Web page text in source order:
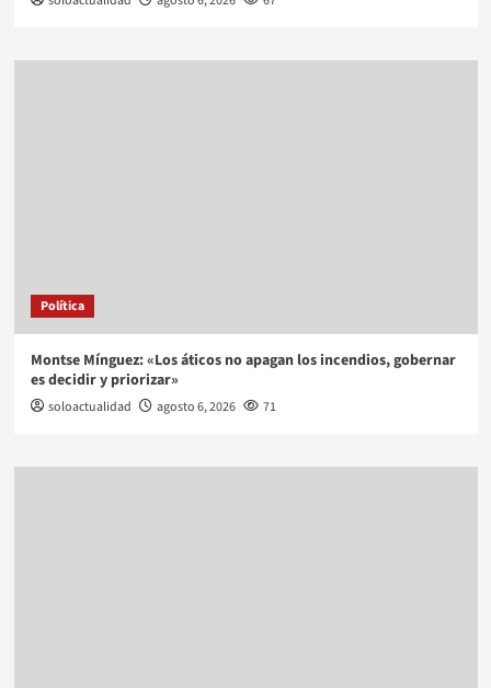
Política
Montse Mínguez: «Los áticos no apagan los incendios, gobernar
es decidir y priorizar»
soloactualidad agosto 6, 2026 71